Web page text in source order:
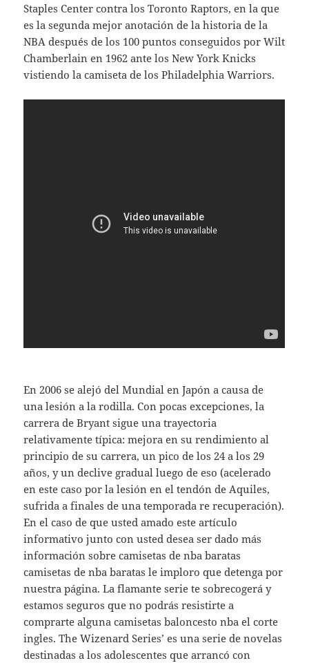
Staples Center contra los Toronto Raptors, en la que
es la segunda mejor anotación de la historia de la
NBA después de los 100 puntos conseguidos por Wilt
Chamberlain en 1962 ante los New York Knicks
vistiendo la camiseta de los Philadelphia Warriors.
En 2006 se alejó del Mundial en Japón a causa de
una lesión a la rodilla. Con pocas excepciones, la
carrera de Bryant sigue una trayectoria
relativamente típica: mejora en su rendimiento al
principio de su carrera, un pico de los 24 a los 29
años, y un declive gradual luego de eso (acelerado
en este caso por la lesión en el tendón de Aquiles,
sufrida a finales de una temporada re recuperación).
En el caso de que usted amado este artículo
informativo junto con usted desea ser dado más
información sobre camisetas de nba baratas
camisetas de nba baratas le imploro que detenga por
nuestra página. La flamante serie te sobrecogerá y
estamos seguros que no podrás resistirte a
comprarte alguna camisetas baloncesto nba el corte
ingles. The Wizenard Series’ es una serie de novelas
destinadas a los adolescentes que arrancó con